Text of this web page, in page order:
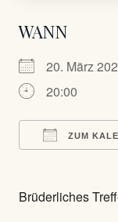
WANN
20. März
20:00
ZUM
Brüderliches